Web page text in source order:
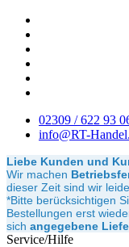
02309 / 622 93
info@RT-
Liebe Kunden und
Wir machen
dieser Zeit sind wir
*Bitte berücksichtigen
Bestellungen erst
sich angegebene
Service/Hilfe